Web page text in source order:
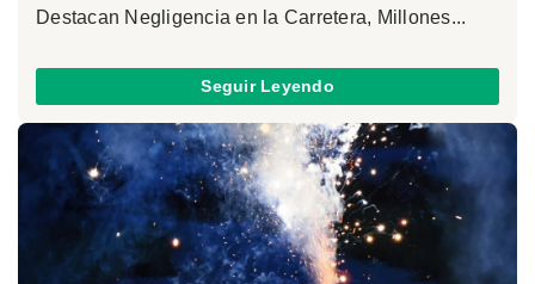
Destacan Negligencia en la Carretera, Millones...
Seguir Leyendo